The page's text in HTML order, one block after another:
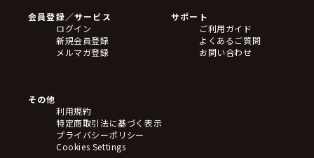
フィギュア
アクリルスタンド
バッジ
キーホルダー・ストラップ
ステッカー・シール・カード
タペストリー・ポスター
アームサポーター
ブレードホルダー
会員登録／サービス
ログイン
新規会員登録
メルマガ登録
サポート
ご利用ガイド
よくあるご質問
お問い合わせ
その他
利用規約
特定商取引法に基づく表示
プライバシーポリシー
Cookies Settings